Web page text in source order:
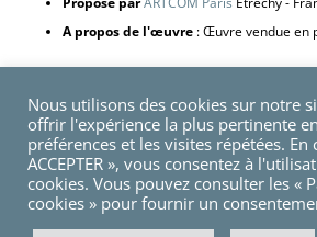
A propos de l'œuvre: Œuvre vendue en
quantité
de
Quetzal
1,
Ajouter au panier
Nous utilisons des cookies sur notre
offrir l'expérience la plus pertinente
préférences et les visites répétées. En
ACCEPTER », vous consentez à
cookies. Vous pouvez consulter les «
cookies » pour fournir un